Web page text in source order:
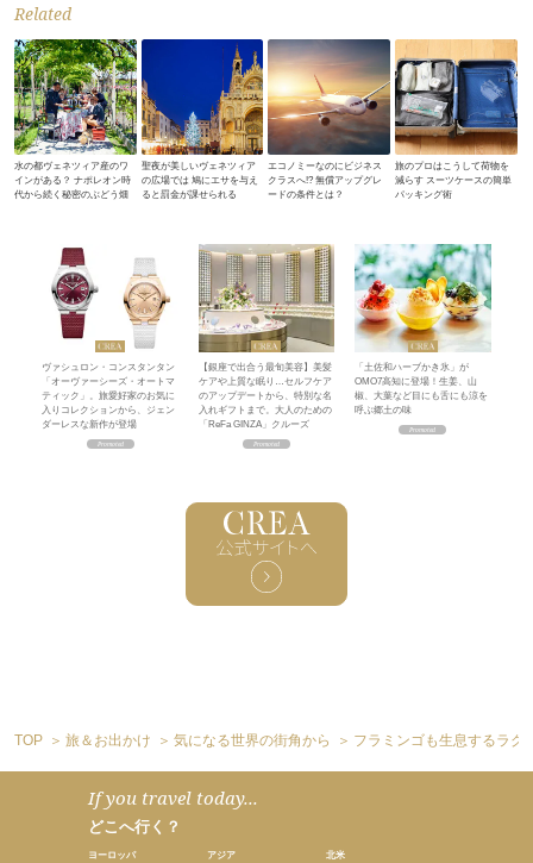
Related
水の都ヴェネツィア産のワ
インがある？ ナポレオン時
代から続く秘密のぶどう畑
聖夜が美しいヴェネツィア
の広場では 鳩にエサを与え
ると罰金が課せられる
エコノミーなのにビジネス
クラスへ!? 無償アップグレ
ードの条件とは？
旅のプロはこうして荷物を
減らす スーツケースの簡単
パッキング術
ヴァシュロン・コンスタンタン
「オーヴァーシーズ・オートマ
ティック」。旅愛好家のお気に
入りコレクションから、ジェン
ダーレスな新作が登場
【銀座で出合う最旬美容】美髪
ケアや上質な眠り…セルフケア
のアップデートから、特別な名
入れギフトまで。大人のための
「ReFa GINZA」クルーズ
「土佐和ハーブかき氷」が
OMO7高知に登場！生姜、山
椒、大葉など目にも舌にも涼を
呼ぶ郷土の味
TOP 旅＆お出かけ 気になる世界の街角から フラミンゴも生息するラグ
If you travel today...
どこへ行く？
ヨーロッパ
アジア
北米